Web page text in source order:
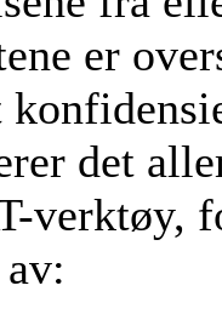
er
det
verktøy,